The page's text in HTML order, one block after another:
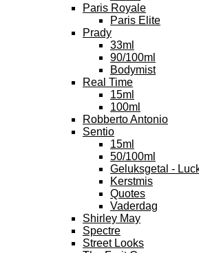
Paris Royale
Paris Elite
Prady
33ml
90/100ml
Bodymist
Real Time
15ml
100ml
Robberto Antonio
Sentio
15ml
50/100ml
Geluksgetal -
Kerstmis
Quotes
Vaderdag
Shirley May
Spectre
Street Looks